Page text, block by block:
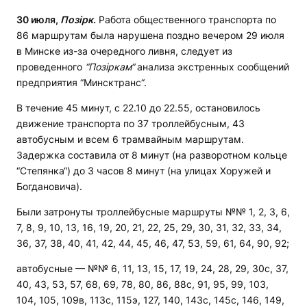
30 июля, Позірк. Работа общественного транспорта по
86 маршрутам была нарушена поздно вечером 29 июля
в Минске из-за очередного ливня, следует из
проведенного “Позіркам“анализа экстренных сообщений
предприятия “Минсктранс“.
В течение 45 минут, с 22.10 до 22.55, остановилось
движение транспорта по 37 троллейбусным, 43
автобусным и всем 6 трамвайным маршрутам.
Задержка составила от 8 минут (на разворотном кольце
“Степянка“) до 3 часов 8 минут (на улицах Хоружей и
Богдановича).
Были затронуты троллейбусные маршруты №№ 1, 2, 3, 6,
7, 8, 9, 10, 13, 16, 19, 20, 21, 22, 25, 29, 30, 31, 32, 33, 34,
36, 37, 38, 40, 41, 42, 44, 45, 46, 47, 53, 59, 61, 64, 90, 92;
автобусные — №№ 6, 11, 13, 15, 17, 19, 24, 28, 29, 30с, 37,
40, 43, 53, 57, 68, 69, 78, 80, 86, 88с, 91, 95, 99, 103,
104, 105, 109в, 113с, 115э, 127, 140, 143с, 145с, 146, 149,